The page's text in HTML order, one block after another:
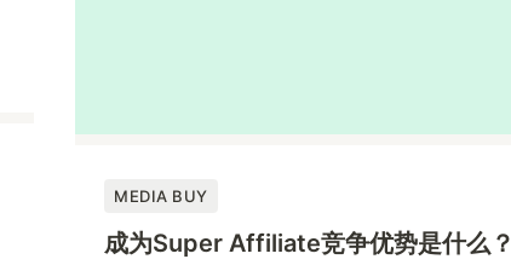
MEDIA BUY
成为Super Affiliate竞争优势是什么？